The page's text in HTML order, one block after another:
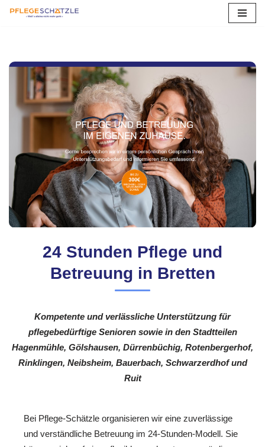
springen
24 Stunden Pflege und
Betreuung in Bretten
Kompetente und verlässliche Unterstützung für
pflegebedürftige Senioren sowie in den Stadtteilen
Hagenmühle, Gölshausen, Dürrenbüchig, Rotenbergerhof,
Rinklingen, Neibsheim, Bauerbach, Schwarzerdhof und
Ruit
Bei Pflege-Schätzle organisieren wir eine zuverlässige
und verständliche Betreuung im 24-Stunden-Modell. Sie